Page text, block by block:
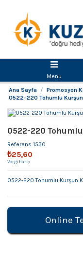
Menu
Ana Sayfa
Promosyon
0522-220 Tohumlu
0522-220
Referans 1530
₺25,60
Vergi hariç
0522-220 Tohumlu Kurşun
Online